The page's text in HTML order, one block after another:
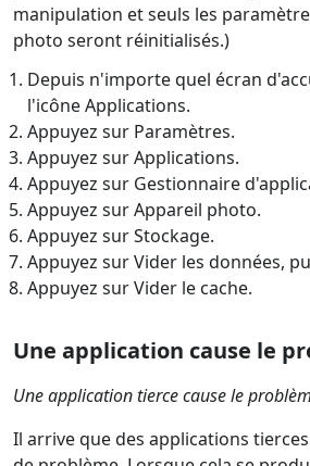
manipulation et seuls les
photo seront réinitialisés.)
Depuis n'importe quel écran
l'icône Applications.
Appuyez sur Paramètres.
Appuyez sur Applications.
Appuyez sur Gestionnaire
Appuyez sur Appareil photo.
Appuyez sur Stockage.
Appuyez sur Vider les données,
Appuyez sur Vider le cache.
Une application cause le
Une application tierce cause le
Il arrive que des applications